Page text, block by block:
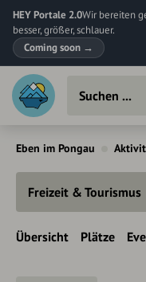
HEY Portale 2.0Wir bereiten
besser, größer, schlauer.
Coming soon →
Eben im Pongau
Freizeit & Tourismus
Übersicht Plätze